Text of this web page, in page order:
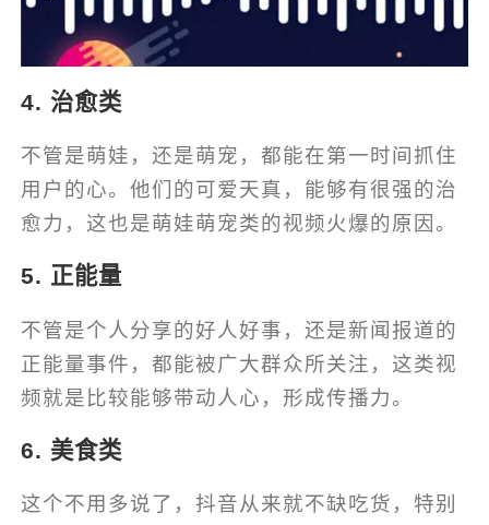
4. 治愈类
不管是萌娃，还是萌宠，都能在第一时间抓住
用户的心。他们的可爱天真，能够有很强的治
愈力，这也是萌娃萌宠类的视频火爆的原因。
5. 正能量
不管是个人分享的好人好事，还是新闻报道的
正能量事件，都能被广大群众所关注，这类视
频就是比较能够带动人心，形成传播力。
6. 美食类
这个不用多说了，抖音从来就不缺吃货，特别